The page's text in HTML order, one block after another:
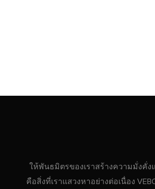
ให้พันธมิตรของเราสร้างความมั่งคั่ง
คือสิ่งที่เราแสวงหาอย่างต่อเนื่อง